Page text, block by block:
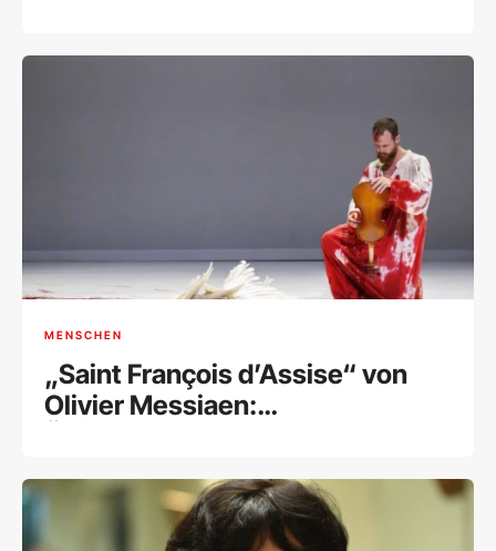
MENSCHEN
„Saint François d’Assise“ von
Olivier Messiaen:
Meisterwerks